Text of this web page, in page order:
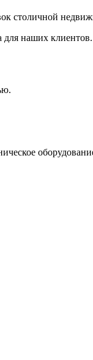
столичной
для наших клиентов.